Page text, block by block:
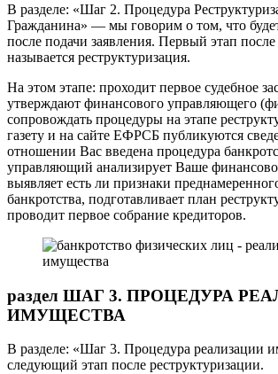
В разделе: «Шаг 2. Процедура
Гражданина» — мы говорим о том, что
после подачи заявления. Первый этап
называется реструктуризация.
На этом этапе: проходит первое судебное
утверждают финансового управляющего
сопровождать процедуры на этапе
газету и на сайте ЕФРСБ публикуются
отношении Вас введена процедура
управляющий анализирует Ваше
выявляет есть ли признаки
банкротства, подготавливает план
проводит первое собрание кредиторов.
раздел ШАГ 3. ПРОЦЕДУРА
ИМУЩЕСТВА
В разделе: «Шаг 3. Процедура реализации
следующий этап после реструктуризации.